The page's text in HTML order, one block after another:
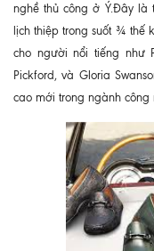
nghề thủ công ở Ý.Đây là
lịch thiệp trong suốt ¾ thế
cho người nổi tiếng như
Pickford, và Gloria
cao mới trong ngành công